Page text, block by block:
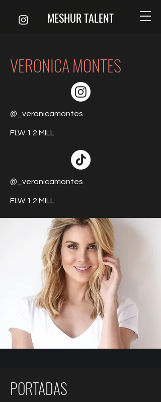
MESHUR TALENT
VERONICA MONTES
@_veronicamontes
FLW 1.2 MILL
@_veronicamontes
FLW 1.2 MILL
PORTADAS